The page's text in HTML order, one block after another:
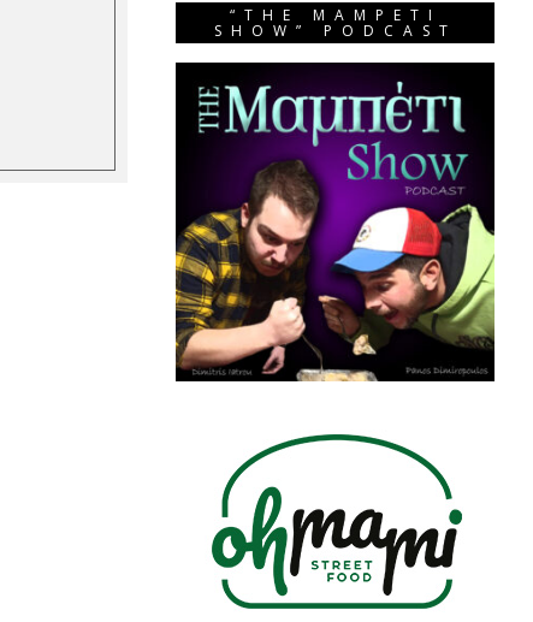
“THE MAMPETI
SHOW” PODCAST